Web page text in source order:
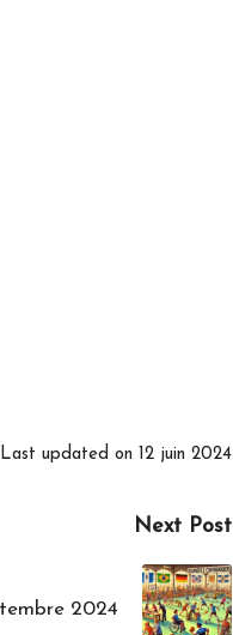
Last updated on 12 juin 2024
Next Post
2024